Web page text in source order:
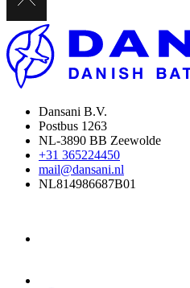
Dansani B.V.
Postbus 1263
NL-3890 BB Zeewolde
+31 365224450
mail@dansani.nl
NL814986687B01